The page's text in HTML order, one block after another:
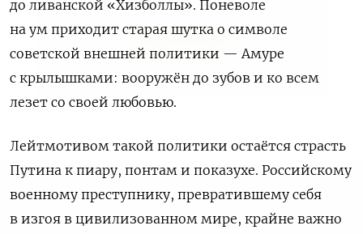
ПОДПИСАТЬСЯ
до ливанской «Хизболлы». Поневоле
на ум приходит старая шутка о символе
советской внешней политики — Амуре
с крылышками: вооружён до зубов и ко всем
лезет со своей любовью.
Лейтмотивом такой политики остаётся страсть
Путина к пиару, понтам и показухе. Российскому
военному преступнику, превратившему себя
в изгоя в цивилизованном мире, крайне важно